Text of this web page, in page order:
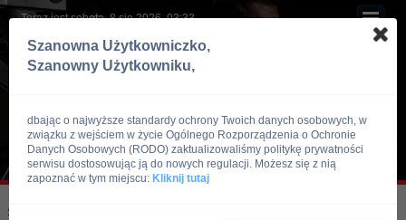
Teraz jest sobota, 8 sie 2026, 03:33
Skocz do:
Szanowna Użytkowniczko,
Szanowny Użytkowniku,
dbając o najwyższe standardy ochrony Twoich danych osobowych, w
związku z wejściem w życie Ogólnego Rozporządzenia o Ochronie
Danych Osobowych (RODO) zaktualizowaliśmy politykę prywatności
serwisu dostosowując ją do nowych regulacji. Możesz się z nią
zapoznać w tym miejscu: Kliknij tutaj